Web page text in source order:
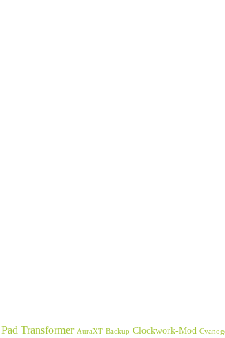
Transformer AuraXT Backup Clockwork-Mod